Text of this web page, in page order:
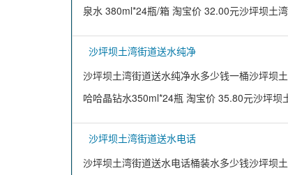
泉水 380ml*24瓶/箱 淘宝价 32.00元沙坪坝土
沙坪坝土湾街道送水纯净
沙坪坝土湾街道送水纯净水多少钱一桶沙坪坝
哈哈晶钻水350ml*24瓶 淘宝价 35.80元沙坪坝
沙坪坝土湾街道送水电话
沙坪坝土湾街道送水电话桶装水多少钱沙坪坝